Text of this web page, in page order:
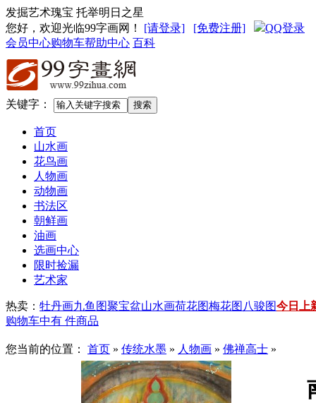
发掘艺术瑰宝 托举明日之星
您好，欢迎光临99字画网 ！ [请登录] [免费注册]
QQ登录
会员中心购物车帮助中心 百科
关键字：
首页
山水画
花鸟画
人物画
动物画
书法区
朝鲜画
油画
选画中心
限时捡漏
艺术家
热卖： 牡丹画九鱼图聚宝盆山水画荷花图梅花图 八骏图今日上
购物车中有 件商品
您当前的位置： 首页 » 传统水墨 » 人物画 » 佛禅高士 »